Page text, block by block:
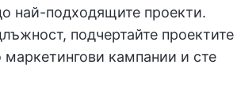
най-подходящите проекти.
подчертайте проектите
кампании и сте